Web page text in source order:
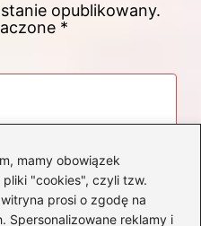
mamy obowiązek
pliki "cookies", czyli tzw.
prosi o zgodę na
Spersonalizowane reklamy i
opublikowany.
*